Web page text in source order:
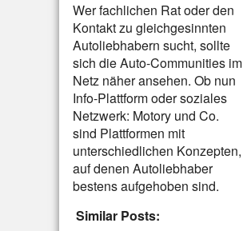
Wer fachlichen Rat oder den
Kontakt zu gleichgesinnten
Autoliebhabern sucht, sollte
sich die Auto-Communities im
Netz näher ansehen. Ob nun
Info-Plattform oder soziales
Netzwerk: Motory und Co.
sind Plattformen mit
unterschiedlichen Konzepten,
auf denen Autoliebhaber
bestens aufgehoben sind.
Similar Posts: